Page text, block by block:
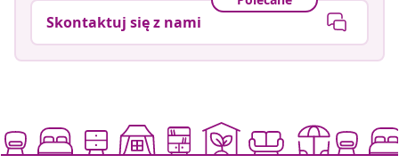
Skontaktuj się z nami